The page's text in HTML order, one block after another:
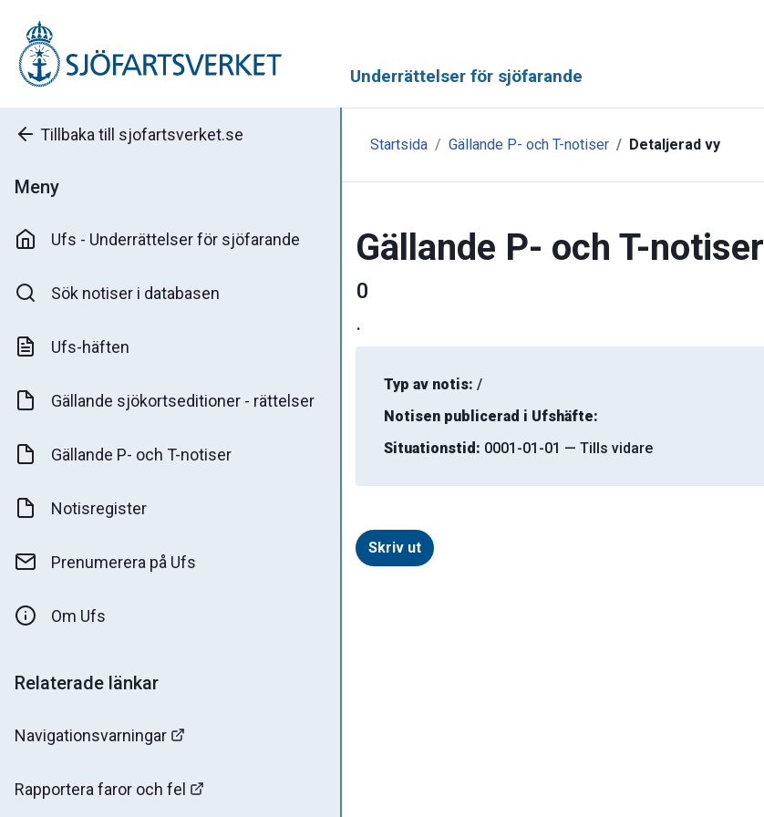
Underrättelser för sjöfarande
Tillbaka till sjofartsverket.se
Meny
Ufs - Underrättelser för sjöfarande
Sök notiser i databasen
Ufs-häften
Gällande sjökortseditioner - rättelser
Gällande P- och T-notiser
Notisregister
Prenumerera på Ufs
Om Ufs
Relaterade länkar
Navigationsvarningar
Rapportera faror och fel
Startsida Gällande P- och T-notiser Detaljerad vy
Gällande P- och T-notiser
0
.
Typ av notis: /
Notisen publicerad i Ufshäfte:
Situationstid: 0001-01-01 — Tills vidare
Skriv ut